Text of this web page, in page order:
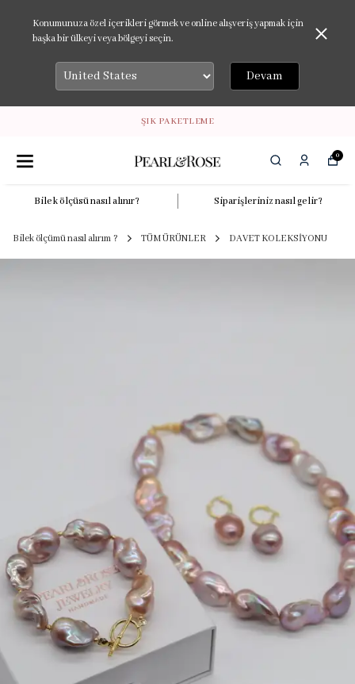
Konumunuza özel içerikleri görmek ve online alışveriş yapmak için
başka bir ülkeyi veya bölgeyi seçin.
Devam
ŞIK PAKETLEME
0
Bilek ölçüsü nasıl alınır? Siparişleriniz nasıl gelir?
Bilek ölçümü nasıl alırım ? TÜM ÜRÜNLER DAVET KOLEKSİYONU